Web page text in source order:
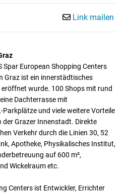
Link mailen
Spar European Shopping Centers
Graz ist ein innerstädtisches
wurde. 100 Shops mit rund
Dachterrasse mit
und viele weitere Vorteile
Grazer Innenstadt. Direkte
Verkehr durch die Linien 30, 52
Apotheke, Physikalisches Institut,
auf 600 m²,
Wickelraum etc.
Centers ist Entwickler, Errichter